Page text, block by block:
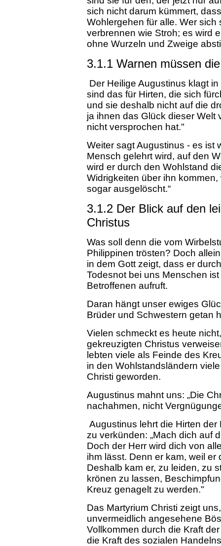
sich nicht darum kümmert,
Wohlergehen für alle. Wer
verbrennen wie Stroh; es wird
ohne Wurzeln und Zweige
3.1.1 Warnen müssen
Der Heilige Augustinus klagt
sind das für Hirten, die sich
und sie deshalb nicht auf die
ja ihnen das Glück dieser Welt
nicht versprochen hat."
Weiter sagt Augustinus - es ist
Mensch gelehrt wird, auf den
wird er durch den Wohlstand
Widrigkeiten über ihn
sogar ausgelöscht.“
3.1.2 Der Blick auf den
Christus
Was soll denn die vom
Philippinen trösten? Doch
in dem Gott zeigt, dass er
Todesnot bei uns Menschen
Betroffenen aufruft.
Daran hängt unser ewiges
Brüder und Schwestern getan
Vielen schmeckt es heute
gekreuzigten Christus
lebten viele als Feinde des
in den Wohlstandsländern
Christi geworden.
Augustinus mahnt uns: „Die
nachahmen, nicht
Augustinus lehrt die Hirten
zu verkünden: „Mach dich auf
Doch der Herr wird dich von
ihm lässt. Denn er kam, weil
Deshalb kam er, zu leiden, zu
krönen zu lassen,
Kreuz genagelt zu werden."
Das Martyrium Christi zeigt
unvermeidlich angesehene
Vollkommen durch die Kraft
die Kraft des sozialen